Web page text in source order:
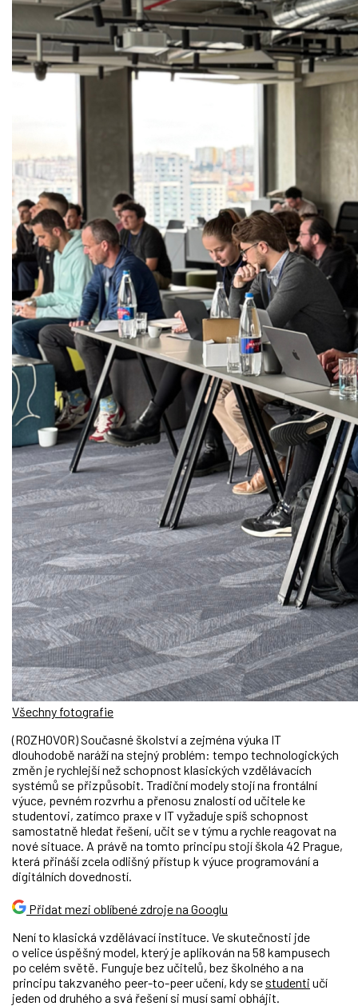
Všechny fotografie
(ROZHOVOR) Současné školství a zejména výuka IT
dlouhodobě naráží na stejný problém: tempo technologických
změn je rychlejší než schopnost klasických vzdělávacích
systémů se přizpůsobit. Tradiční modely stojí na frontální
výuce, pevném rozvrhu a přenosu znalostí od učitele ke
studentovi, zatímco praxe v IT vyžaduje spíš schopnost
samostatně hledat řešení, učit se v týmu a rychle reagovat na
nové situace. A právě na tomto principu stojí škola 42 Prague,
která přináší zcela odlišný přístup k výuce programování a
digitálních dovedností.
Přidat mezi oblíbené zdroje na Googlu
Není to klasická vzdělávací instituce. Ve skutečnosti jde
o velice úspěšný model, který je aplikován na 58 kampusech
po celém světě. Funguje bez učitelů, bez školného a na
principu takzvaného peer-to-peer učení, kdy se studenti učí
jeden od druhého a svá řešení si musí sami obhájit.